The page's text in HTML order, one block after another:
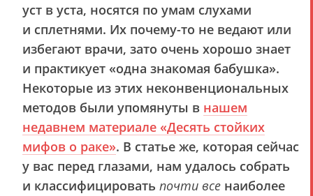
уст в уста, носятся по умам слухами
и сплетнями. Их почему-то не ведают или
избегают врачи, зато очень хорошо знает
и практикует «одна знакомая бабушка».
Некоторые из этих неконвенциональных
методов были упомянуты в нашем
недавнем материале «Десять стойких
мифов о раке». В статье же, которая сейчас
у вас перед глазами, нам удалось собрать
и классифицировать почти все наиболее